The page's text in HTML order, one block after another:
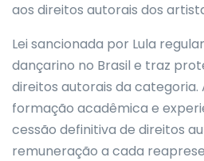
aos direitos autorais dos
Lei sancionada por Lula
dançarino no Brasil e traz
direitos autorais da
formação acadêmica e
cessão definitiva de direitos
remuneração a cada